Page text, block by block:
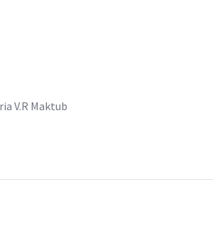
V.R Maktub